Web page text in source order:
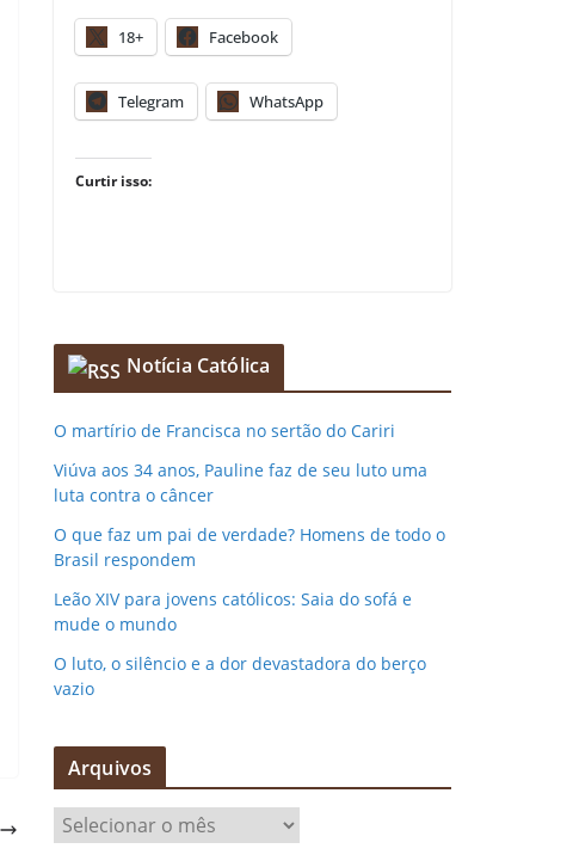
18+ Facebook
Telegram WhatsApp
Curtir isso:
Notícia Católica
O martírio de Francisca no sertão do Cariri
Viúva aos 34 anos, Pauline faz de seu luto uma
luta contra o câncer
O que faz um pai de verdade? Homens de todo o
Brasil respondem
Leão XIV para jovens católicos: Saia do sofá e
mude o mundo
O luto, o silêncio e a dor devastadora do berço
vazio
Arquivos
r